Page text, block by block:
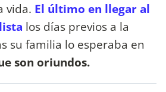
vida. El último en llegar al
los días previos a la
su familia lo esperaba en
son oriundos.